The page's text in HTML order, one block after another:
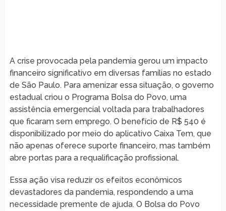
A crise provocada pela pandemia gerou um impacto
financeiro significativo em diversas famílias no estado
de São Paulo. Para amenizar essa situação, o governo
estadual criou o Programa Bolsa do Povo, uma
assistência emergencial voltada para trabalhadores
que ficaram sem emprego. O benefício de R$ 540 é
disponibilizado por meio do aplicativo Caixa Tem, que
não apenas oferece suporte financeiro, mas também
abre portas para a requalificação profissional.
Essa ação visa reduzir os efeitos econômicos
devastadores da pandemia, respondendo a uma
necessidade premente de ajuda. O Bolsa do Povo